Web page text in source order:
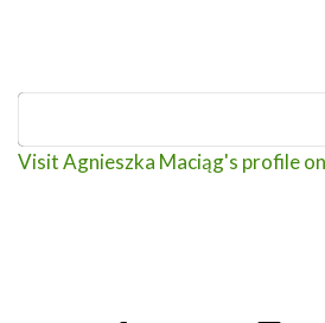
Visit Agnieszka Maciąg's profile